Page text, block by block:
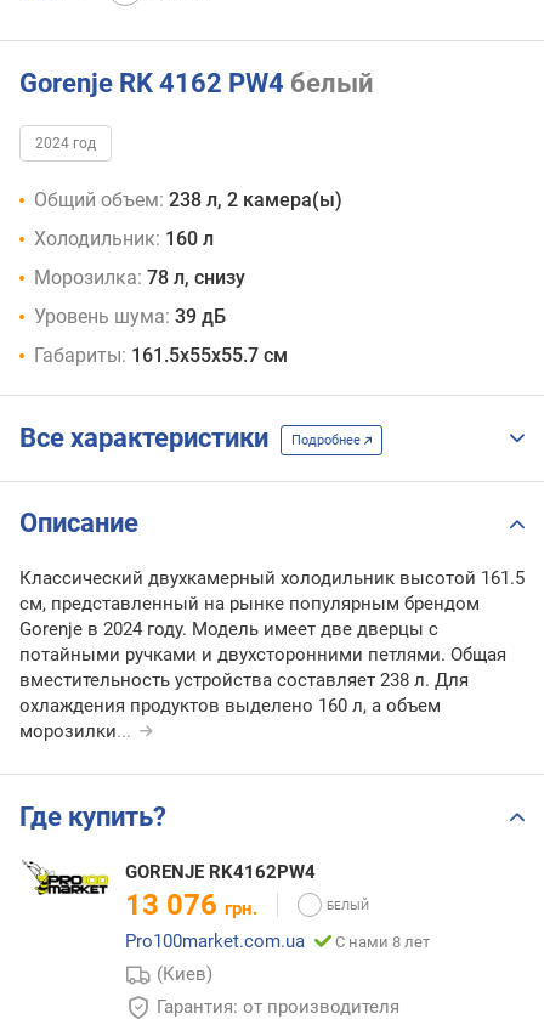
Gorenje RK 4162 PW4 белый
2024 год
Общий объем: 238 л, 2 камера(ы)
Холодильник: 160 л
Морозилка: 78 л, снизу
Уровень шума: 39 дБ
Габариты: 161.5x55x55.7 см
Все характеристики Подробнее
Описание
Классический двухкамерный холодильник высотой 161.5
см, представленный на рынке популярным брендом
Gorenje в 2024 году. Модель имеет две дверцы с
потайными ручками и двухсторонними петлями. Общая
вместительность устройства составляет 238 л. Для
охлаждения продуктов выделено 160 л, а объем
морозилки...
Где купить?
GORENJE RK4162PW4
13 076 грн.
Pro100market.com.ua
С нами 8 лет
(Киев)
Гарантия: от производителя